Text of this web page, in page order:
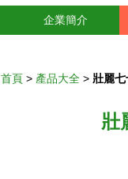
企業簡介
首頁 > 產品大全 > 壯麗
壯